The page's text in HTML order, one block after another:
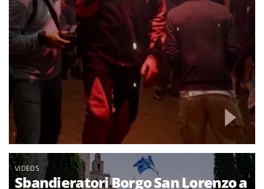
VIDEOS
Sbandieratori Borgo San Lorenzo a